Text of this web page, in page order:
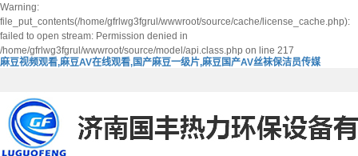
Warning:
file_put_contents(/home/gfrlwg3fgrul/wwwroot/source/cache/license_cache.php):
failed to open stream: Permission denied in
/home/gfrlwg3fgrul/wwwroot/source/model/api.class.php on line 217
麻豆视频观看,麻豆AV在线观看,国产麻豆一级片,麻豆国产AV丝袜保洁员传媒